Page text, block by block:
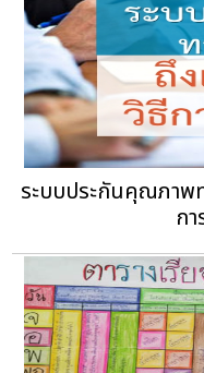
ระบบประกันคุณภาพ
ก